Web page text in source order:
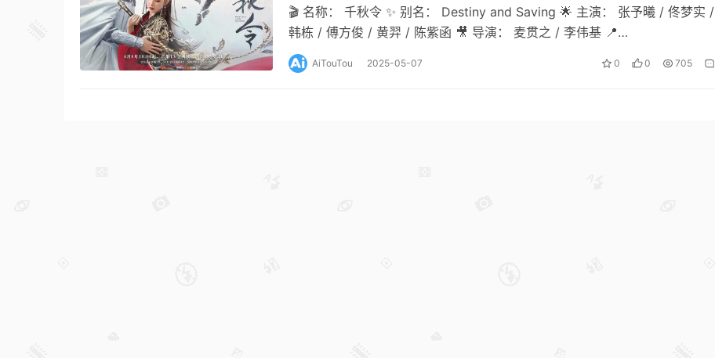
🎬 名称： 千秋令 ✨ 别名： Destiny and Saving 🌟 主演： 张予曦 / 佟梦实 /
韩栋 / 傅方俊 / 黄羿 / 陈紫函 🎥 导演： 麦贯之 / 李伟基 📍…
AiTouTou 2025-05-07 0 0 705